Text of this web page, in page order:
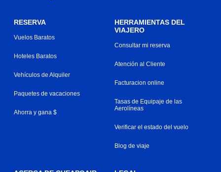
RESERVA
Vuelos Baratos
Hoteles Baratos
Vehículos de Alquiler
Paquetes de vacaciones
Ahorra y gana $
HERRAMIENTAS DEL
VIAJERO
Consultar mi reserva
Atención al Cliente
Facturacion online
Tasas de Equipaje de las
Aerolíneas
Verificar el estado del vuelo
Blog de viaje